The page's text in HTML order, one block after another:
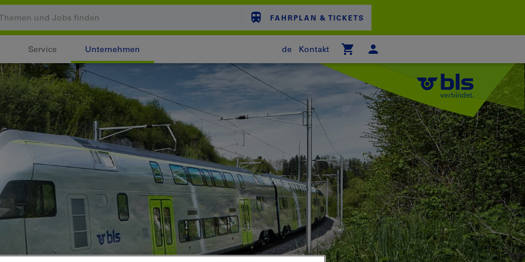
FAHRPLAN & TICKETS
Service Unternehmen de
Kontakt
Ihr Warenkorb ist leer
ZUM WARENKORB
Login